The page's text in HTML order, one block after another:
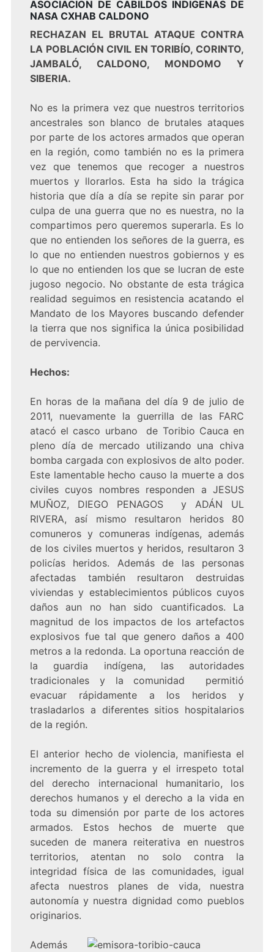
ASOCIACION DE CABILDOS INDIGENAS DE
NASA CXHAB CALDONO
RECHAZAN EL BRUTAL ATAQUE CONTRA
LA POBLACIÓN CIVIL EN TORIBÍO, CORINTO,
JAMBALÓ, CALDONO, MONDOMO Y
SIBERIA.
No es la primera vez que nuestros territorios
ancestrales son blanco de brutales ataques
por parte de los actores armados que operan
en la región, como también no es la primera
vez que tenemos que recoger a nuestros
muertos y llorarlos. Esta ha sido la trágica
historia que día a día se repite sin parar por
culpa de una guerra que no es nuestra, no la
compartimos pero queremos superarla. Es lo
que no entienden los señores de la guerra, es
lo que no entienden nuestros gobiernos y es
lo que no entienden los que se lucran de este
jugoso negocio. No obstante de esta trágica
realidad seguimos en resistencia acatando el
Mandato de los Mayores buscando defender
la tierra que nos significa la única posibilidad
de pervivencia.
Hechos:
En horas de la mañana del día 9 de julio de
2011, nuevamente la guerrilla de las FARC
atacó el casco urbano de Toribio Cauca en
pleno día de mercado utilizando una chiva
bomba cargada con explosivos de alto poder.
Este lamentable hecho causo la muerte a dos
civiles cuyos nombres responden a JESUS
MUÑOZ, DIEGO PENAGOS y ADÁN UL
RIVERA, así mismo resultaron heridos 80
comuneros y comuneras indígenas, además
de los civiles muertos y heridos, resultaron 3
policías heridos. Además de las personas
afectadas también resultaron destruidas
viviendas y establecimientos públicos cuyos
daños aun no han sido cuantificados. La
magnitud de los impactos de los artefactos
explosivos fue tal que genero daños a 400
metros a la redonda. La oportuna reacción de
la guardia indígena, las autoridades
tradicionales y la comunidad permitió
evacuar rápidamente a los heridos y
trasladarlos a diferentes sitios hospitalarios
de la región.
El anterior hecho de violencia, manifiesta el
incremento de la guerra y el irrespeto total
del derecho internacional humanitario, los
derechos humanos y el derecho a la vida en
toda su dimensión por parte de los actores
armados. Estos hechos de muerte que
suceden de manera reiterativa en nuestros
territorios, atentan no solo contra la
integridad física de las comunidades, igual
afecta nuestros planes de vida, nuestra
autonomía y nuestra dignidad como pueblos
originarios.
Además